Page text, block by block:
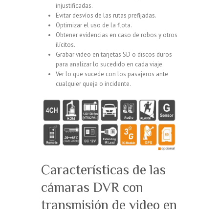
injustificadas.
Evitar desvíos de las rutas prefijadas.
Optimizar el uso de la flota.
Obtener evidencias en caso de robos y otros
ilícitos.
Grabar video en tarjetas SD o discos duros
para analizar lo sucedido en cada viaje.
Ver lo que sucede con los pasajeros ante
cualquier queja o incidente.
Características de las
cámaras DVR con
transmisión de video en